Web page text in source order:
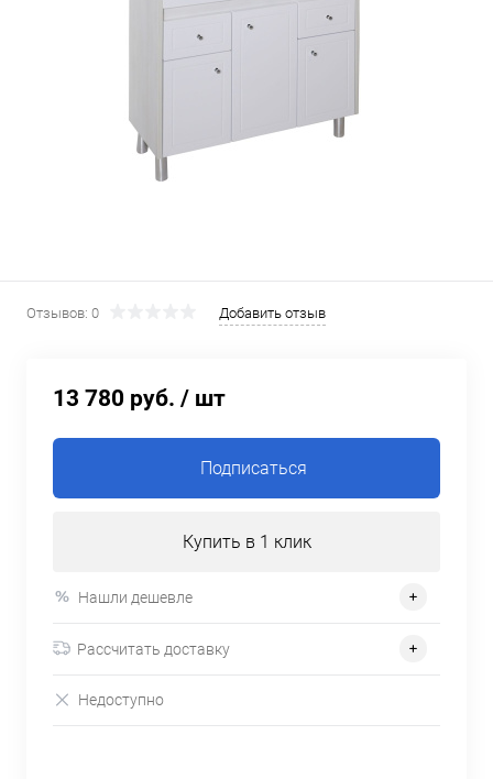
Отзывов: 0 Добавить отзыв
13 780 руб. / шт
Подписаться
Купить в 1 клик
Нашли дешевле
Рассчитать доставку
Недоступно